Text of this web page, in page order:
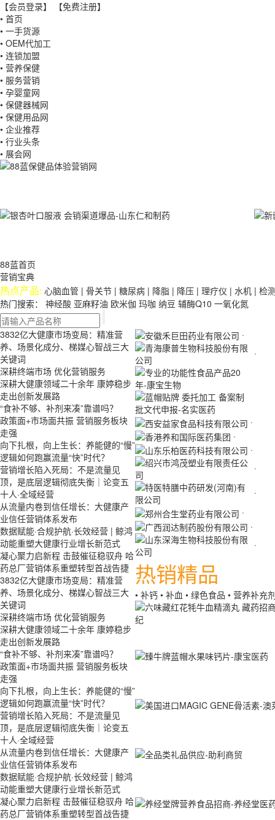
【会员登录】
【免费注册】
• 首页
• 一手货源
• OEM代加工
• 连锁加盟
• 营养保健
• 服务营销
• 孕婴童网
• 保健器械网
• 保健用品网
• 企业推荐
• 行业头条
• 展会网
88蓝首页
营销宝典
热点产品: 心脑血管 | 骨关节 | 糖尿病 | 降脂 | 降压 | 理疗仪 | 水机 | 检
热门搜索：
神经酸 亚麻籽油 欧米伽 玛咖 纳豆 辅酶Q10 一氧化氮
3832亿大健康市场变局：精准营
养、场景化成分、梯媒心智战三大
关键词
深耕终端市场 优化营销服务
深耕大健康领域二十余年 康婷稳步
走出创新发展路
“食补不够、补剂来凑”靠谱吗？
政策面+市场面共振 营销服务板块
走强
向下扎根，向上生长：养能健的“慢”
逻辑如何跑赢流量“快”时代？
营销增长陷入死局：不是流量见
顶，是底层逻辑彻底失衡｜论变五
十人·全域经营
从流量内卷到信任增长：大健康产
业信任营销体系发布
数据赋能·合规护航·长效经营 | 鲸鸿
动能重塑大健康行业增长新范式
凝心聚力启新程 击鼓催征稳驭舟 哈
药总厂营销体系重塑转型首战告捷
3832亿大健康市场变局：精准营
养、场景化成分、梯媒心智战三大
关键词
深耕终端市场 优化营销服务
深耕大健康领域二十余年 康婷稳步
走出创新发展路
“食补不够、补剂来凑”靠谱吗？
政策面+市场面共振 营销服务板块
走强
向下扎根，向上生长：养能健的“慢”
逻辑如何跑赢流量“快”时代？
营销增长陷入死局：不是流量见
顶，是底层逻辑彻底失衡｜论变五
十人·全域经营
从流量内卷到信任增长：大健康产
业信任营销体系发布
数据赋能·合规护航·长效经营 | 鲸鸿
动能重塑大健康行业增长新范式
凝心聚力启新程 击鼓催征稳驭舟 哈
药总厂营销体系重塑转型首战告捷
·
·
·
·
·
·
·
·
·
·
热销精品
• 补钙 • 补血 • 绿色食品 • 营养补充